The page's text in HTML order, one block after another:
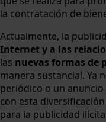
la contratación de
Actualmente, la
Internet y a las
las nuevas formas de
manera sustancial. Ya
periódico o un
con esta
para la publicidad